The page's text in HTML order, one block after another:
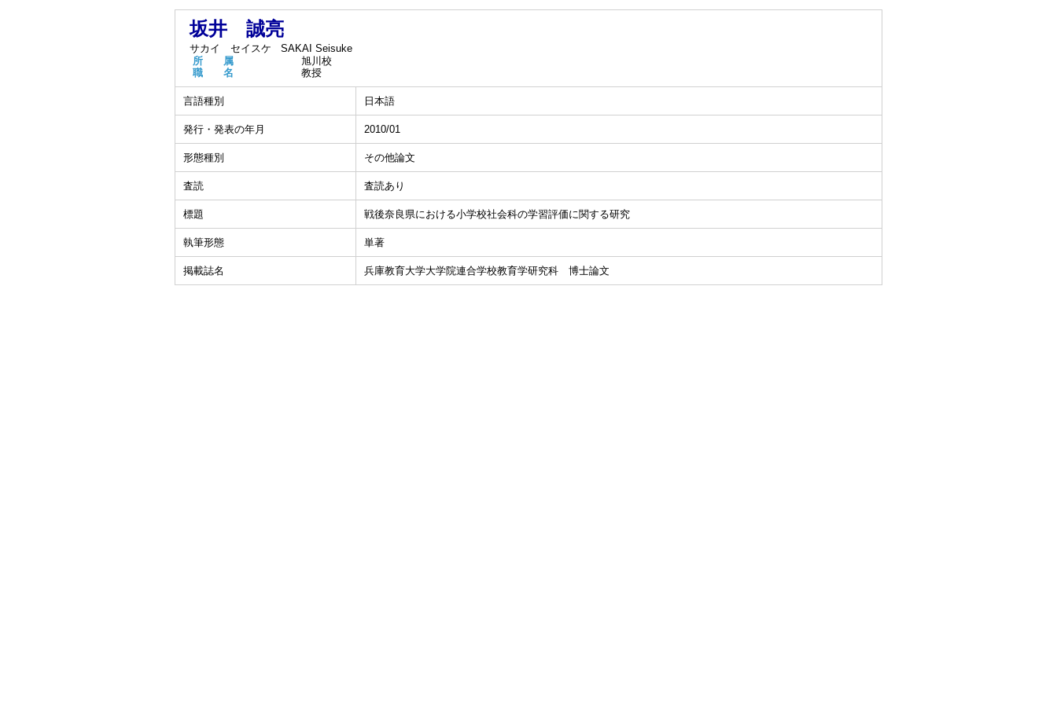
坂井 誠亮
サカイ セイスケ
SAKAI Seisuke
所 属
旭川校
職 名
教授
言語種別 日本語
発行・発表の年月 2010/01
形態種別 その他論文
査読 査読あり
標題 戦後奈良県における小学校社会科の学習評価に関する研究
執筆形態 単著
掲載誌名 兵庫教育大学大学院連合学校教育学研究科 博士論文